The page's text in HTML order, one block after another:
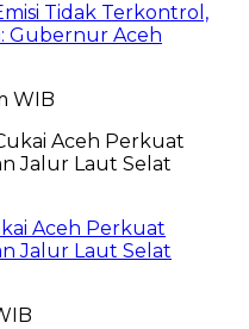
Tidak Terkontrol,
Gubernur Aceh
WIB
Aceh Perkuat
Jalur Laut Selat